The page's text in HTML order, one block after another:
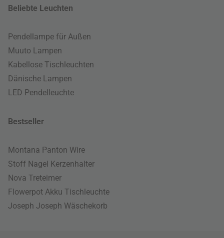
Beliebte Leuchten
Pendellampe für Außen
Muuto Lampen
Kabellose Tischleuchten
Dänische Lampen
LED Pendelleuchte
Bestseller
Montana Panton Wire
Stoff Nagel Kerzenhalter
Nova Treteimer
Flowerpot Akku Tischleuchte
Joseph Joseph Wäschekorb